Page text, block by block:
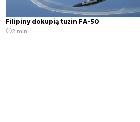
Filipiny dokupią tuzin FA-50
2 min.